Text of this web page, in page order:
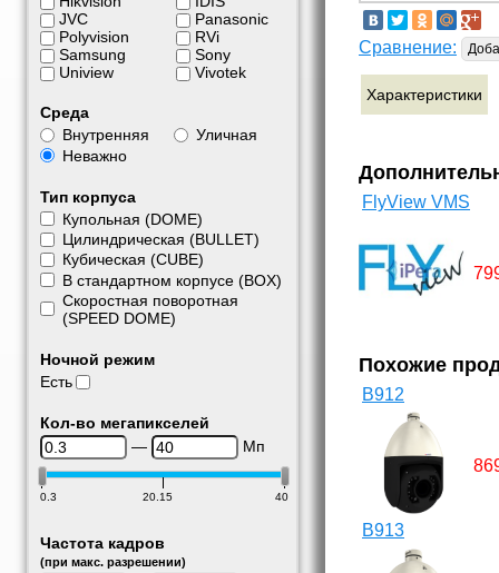
JVC
Polyvision
Samsung
Uniview
Panasonic
RVi
Sony
Vivotek
Среда
Внутренняя
Уличная
Неважно
Тип корпуса
Купольная (DOME)
Цилиндрическая (BULLET)
Кубическая (CUBE)
В стандартном корпусе (BOX)
Скоростная поворотная
(SPEED DOME)
Ночной режим
Есть
Кол-во мегапикселей
—
Мп
0.3 20.15 40
Частота кадров
(при макс. разрешении)
Сравнение:
Характеристики
FlyView VMS
Похожие
B912
B913